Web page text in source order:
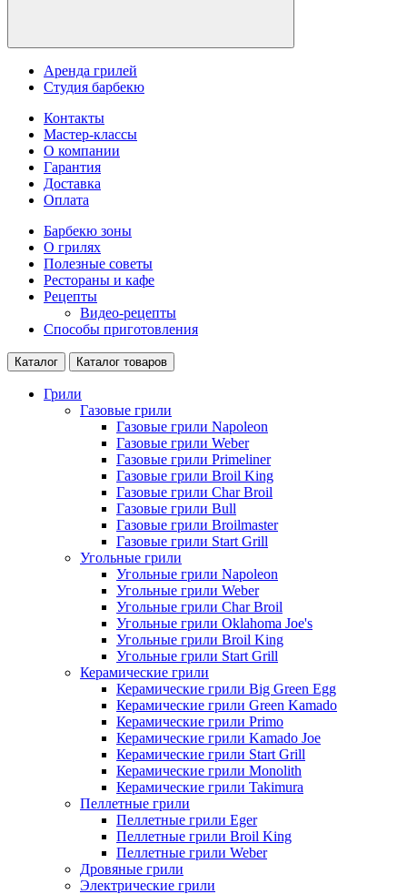
Аренда грилей
Студия барбекю
Контакты
Мастер-классы
О компании
Гарантия
Доставка
Оплата
Барбекю зоны
О грилях
Полезные советы
Рестораны и кафе
Рецепты
Видео-рецепты
Способы приготовления
Каталог Каталог товаров
Грили
Газовые грили
Газовые грили Napoleon
Газовые грили Weber
Газовые грили Primeliner
Газовые грили Broil King
Газовые грили Char Broil
Газовые грили Bull
Газовые грили Broilmaster
Газовые грили Start Grill
Угольные грили
Угольные грили Napoleon
Угольные грили Weber
Угольные грили Char Broil
Угольные грили Oklahoma Joe's
Угольные грили Broil King
Угольные грили Start Grill
Керамические грили
Керамические грили Big Green Egg
Керамические грили Green Kamado
Керамические грили Primo
Керамические грили Kamado Joe
Керамические грили Start Grill
Керамические грили Monolith
Керамические грили Takimura
Пеллетные грили
Пеллетные грили Eger
Пеллетные грили Broil King
Пеллетные грили Weber
Дровяные грили
Электрические грили